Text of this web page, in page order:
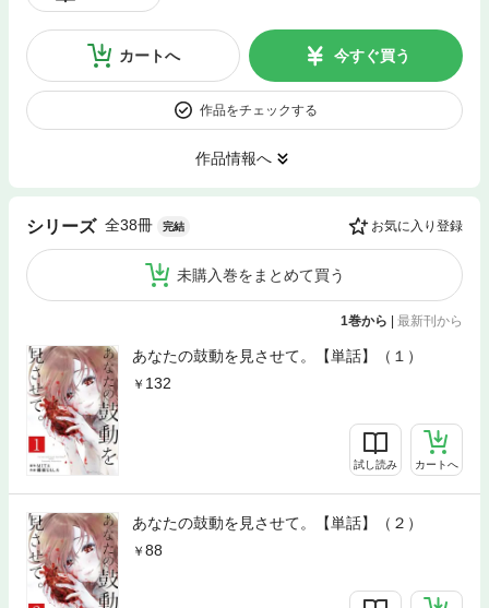
カートへ 今すぐ買う
作品をチェックする
作品情報へ
シリーズ 全38冊 完結 お気に入り登録
未購入巻をまとめて買う
1巻から | 最新刊から
あなたの鼓動を見させて。【単話】（１）
132
試し読み カートへ
あなたの鼓動を見させて。【単話】（２）
88